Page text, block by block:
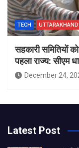
TECH UTTARAKHAND
सहकारी समितियों
पहला राज्य: सीएम
December 24,
Latest Post